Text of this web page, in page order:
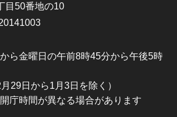
目50番地の10
ら金曜日の午前8時45分から午後5時
29日から1月3日を除く）
庁時間が異なる場合があります